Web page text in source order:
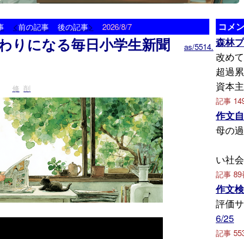
<前の記事 後の記事> 2026/8/7
りになる毎日小学生新聞
as/5514.
修 削
コメ
森林
改め
超過
資本
記事
作文
母の
令
い社
記事 89
作文
評価
6/25
記事